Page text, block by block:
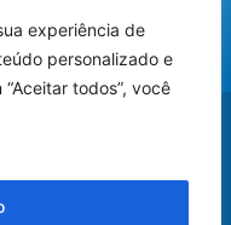
analisar
e
experiência de
personalizado e
todos”, você
Pio X